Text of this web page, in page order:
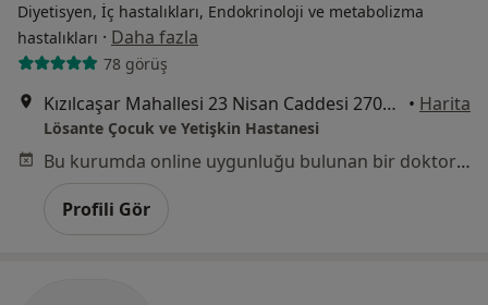
Diyetisyen, İç hastalıkları, Endokrinoloji ve metabolizma
hastalıkları · Daha fazla
78 görüş
Kızılcaşar Mahallesi 23 Nisan Caddesi 2705 sokak No:20 İncek, Gölbaşı • Harita
Lösante Çocuk ve Yetişkin Hastanesi
Bu kurumda online uygunluğu bulunan bir doktor veya uzman bulunamadı
Profili Gör